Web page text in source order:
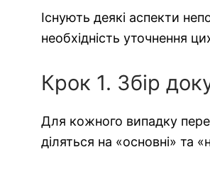
Існують деякі аспекти
необхідність уточнення
Крок 1. Збір
Для кожного випадку
діляться на «основні» та